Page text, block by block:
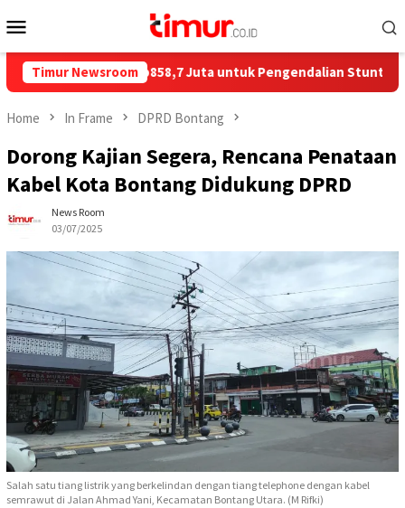
to
Menu
Timur Newsroom
Rp858,7 Juta untuk Pengendalian Stunting di Kota
Home In Frame DPRD Bontang
Dorong Kajian Segera, Rencana Penataan
Kabel Kota Bontang Didukung DPRD
News Room
03/07/2025
Salah satu tiang listrik yang berkelindan dengan tiang telephone dengan kabel
semrawut di Jalan Ahmad Yani, Kecamatan Bontang Utara. (M Rifki)